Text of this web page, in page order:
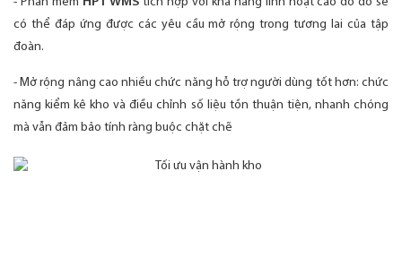
có thể đáp ứng được các yêu cầu mở rộng trong tương lai của tập
đoàn.
- Mở rộng nâng cao nhiều chức năng hỗ trợ người dùng tốt hơn: chức
năng kiểm kê kho và điều chỉnh số liệu tồn thuận tiện, nhanh chóng
mà vẫn đảm bảo tính ràng buộc chặt chẽ